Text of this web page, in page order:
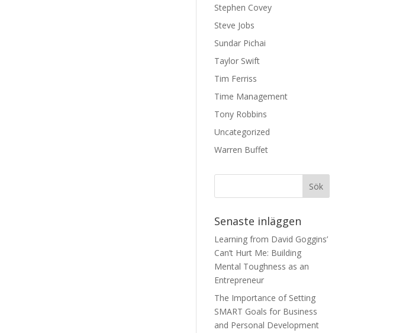
Stephen Covey
Steve Jobs
Sundar Pichai
Taylor Swift
Tim Ferriss
Time Management
Tony Robbins
Uncategorized
Warren Buffet
Senaste inläggen
Learning from David Goggins’
Can’t Hurt Me: Building
Mental Toughness as an
Entrepreneur
The Importance of Setting
SMART Goals for Business
and Personal Development